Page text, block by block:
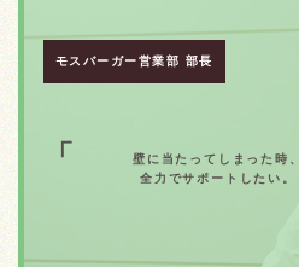
モスバーガー営業部 部長
壁に当たってしまった時、
全力でサポートしたい。